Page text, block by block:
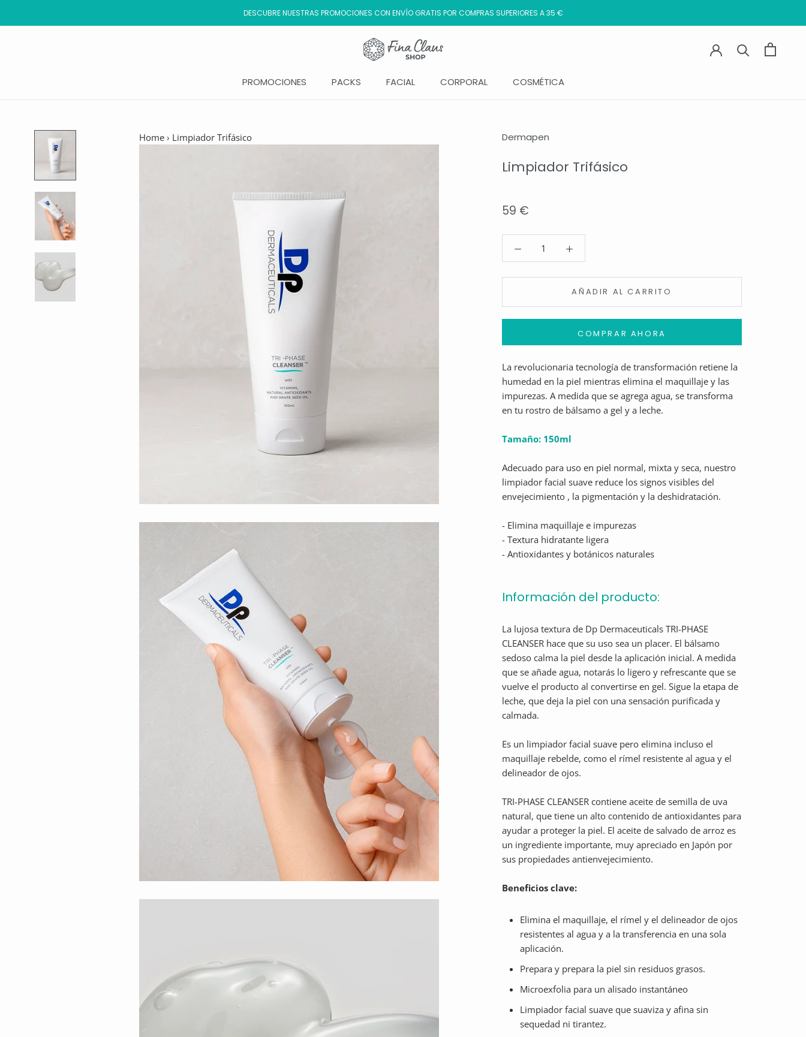
DESCUBRE NUESTRAS PROMOCIONES CON ENVÍO GRATIS POR COMPRAS SUPERIORES A 35 €
PROMOCIONES
PACKS FACIAL CORPORAL COSMÉTICA
Home › Limpiador Trifásico Dermapen
Limpiador Trifásico
59 €
AÑADIR AL CARRITO
COMPRAR AHORA
La revolucionaria tecnología de transformación retiene la
humedad en la piel mientras elimina el maquillaje y las
impurezas. A medida que se agrega agua, se transforma
en tu rostro de bálsamo a gel y a leche.
Tamaño: 150ml
Adecuado para uso en piel normal, mixta y seca, nuestro
limpiador facial suave reduce los signos visibles del
envejecimiento , la pigmentación y la deshidratación.
- Elimina maquillaje e impurezas
- Textura hidratante ligera
- Antioxidantes y botánicos naturales
Información del producto:
La lujosa textura de Dp Dermaceuticals TRI-PHASE
CLEANSER hace que su uso sea un placer. El bálsamo
sedoso calma la piel desde la aplicación inicial. A medida
que se añade agua, notarás lo ligero y refrescante que se
vuelve el producto al convertirse en gel. Sigue la etapa de
leche, que deja la piel con una sensación purificada y
calmada.
Es un limpiador facial suave pero elimina incluso el
maquillaje rebelde, como el rímel resistente al agua y el
delineador de ojos.
TRI-PHASE CLEANSER contiene aceite de semilla de uva
natural, que tiene un alto contenido de antioxidantes para
ayudar a proteger la piel. El aceite de salvado de arroz es
un ingrediente importante, muy apreciado en Japón por
sus propiedades antienvejecimiento.
Beneficios clave:
Elimina el maquillaje, el rímel y el delineador de ojos
resistentes al agua y a la transferencia en una sola
aplicación.
Prepara y prepara la piel sin residuos grasos.
Microexfolia para un alisado instantáneo
Limpiador facial suave que suaviza y afina sin
sequedad ni tirantez.